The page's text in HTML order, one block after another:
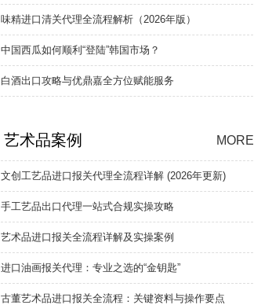
味精进口清关代理全流程解析（2026年版）
中国西瓜如何顺利“登陆”韩国市场？
白酒出口攻略与优鼎嘉全方位赋能服务
艺术品案例
文创工艺品进口报关代理全流程详解 (2026年更新)
手工艺品出口代理一站式合规实操攻略
艺术品进口报关全流程详解及实操案例
进口油画报关代理：专业之选的“金钥匙”
古董艺术品进口报关全流程：关键资料与操作要点